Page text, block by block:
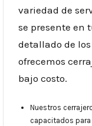
variedad de
se presente en
detallado de
ofrecemos
bajo costo.
Nuestros
capacitados